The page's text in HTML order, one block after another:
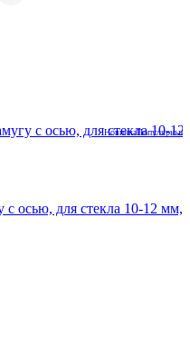
НовинкаПопулярные
осью, для стекла 10-12 мм,